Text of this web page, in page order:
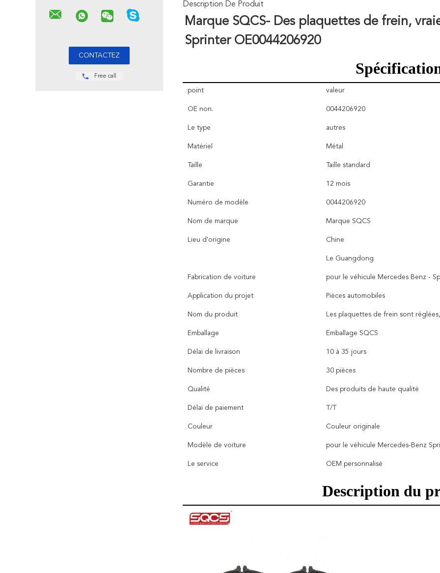
Free call
Description De Produit
Marque SQCS- Des plaquettes de frein,
Sprinter OE0044206920
point valeur
OE non. 0044206920
Le type autres
Matériel Métal
Taille Taille standard
Garantie 12 mois
Numéro de modèle 0044206920
Nom de marque Marque SQCS
Lieu d'origine Chine
Le Guangdong
Fabrication de voiture pour le véhicule Mercedes Benz -
Application du projet Pièces automobiles
Nom du produit Les plaquettes de frein sont
Emballage Emballage SQCS
Délai de livraison 10 à 35 jours
Nombre de pièces 30 pièces
Qualité Des produits de haute qualité
Délai de paiement T/T
Couleur Couleur originale
Modèle de voiture pour le véhicule Mercedes-Benz
Le service OEM personnalisé
Description du